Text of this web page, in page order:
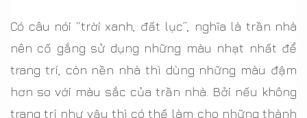
Có câu nói “trời xanh, đất lục”, nghĩa là trần nhà
nên cố gắng sử dụng những màu nhạt nhất để
trang trí, còn nền nhà thì dùng những màu đậm
hơn so với màu sắc của trần nhà. Bởi nếu không
trang trí như vậy thì có thế làm cho những thành